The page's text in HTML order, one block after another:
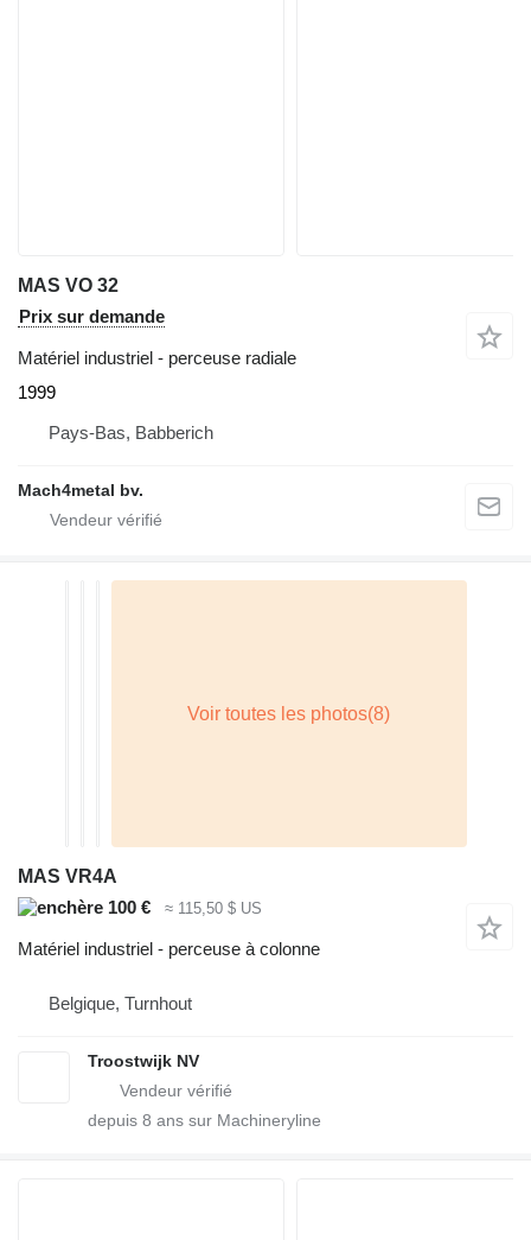
MAS VO 32
Prix sur demande
Matériel industriel - perceuse radiale
1999
Pays-Bas, Babberich
Mach4metal bv.
MAS VR4A
100 €
≈ 115,50 $ US
Matériel industriel - perceuse à colonne
Belgique, Turnhout
Troostwijk NV
depuis 8 ans sur Machineryline